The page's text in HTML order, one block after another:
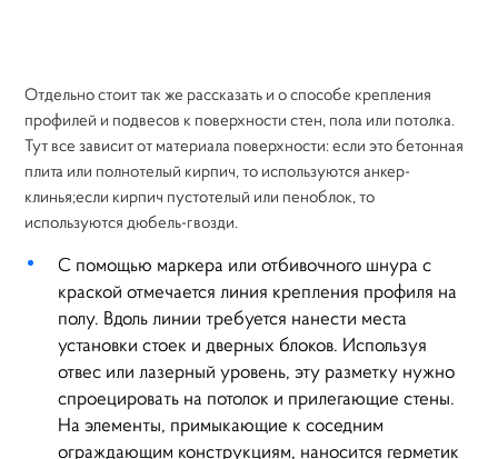
Отдельно стоит так же рассказать и о способе крепления
профилей и подвесов к поверхности стен, пола или потолка.
Тут все зависит от материала поверхности: если это бетонная
плита или полнотелый кирпич, то используются анкер-
клинья;если кирпич пустотелый или пеноблок, то
используются дюбель-гвозди.
С помощью маркера или отбивочного шнура с
краской отмечается линия крепления профиля на
полу. Вдоль линии требуется нанести места
установки стоек и дверных блоков. Используя
отвес или лазерный уровень, эту разметку нужно
спроецировать на потолок и прилегающие стены.
На элементы, примыкающие к соседним
ограждающим конструкциям, наносится герметик